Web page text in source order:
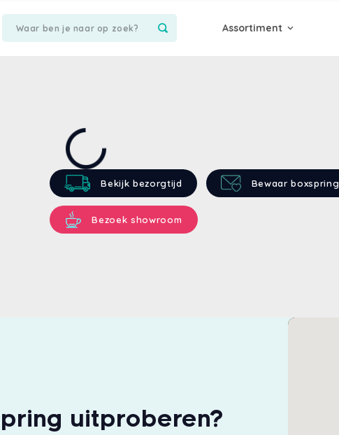
Assortiment
Bekijk bezorgtijd Bewaar boxspring
Bezoek showroom
uitproberen?